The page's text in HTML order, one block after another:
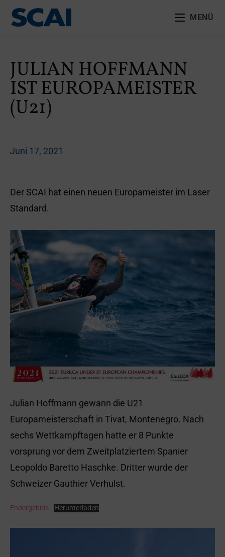
MENÜ
JULIAN HOFFMANN
IST EUROPAMEISTER
(U21)
Juni 17, 2021
Der SCAI hat einen neuen Europameister im Laser
Standard.
Julian Hoffmann gewann die U21
Europameisterschaft in Tivat, Montenegro. Nach
sechs Wettkampftagen hatte er 8 Punkte
vorsprung vor dem Zweitplatziertem Spanier
Leopoldo Baretto Haschke. Dritter wurde der
Schweizer Gauthier Verhulst.
Endergebnis Herunterladen